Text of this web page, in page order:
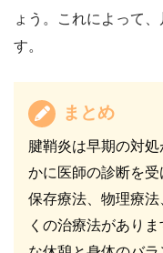
ょう。これによって
す。
まとめ
腱鞘炎は早期の対
かに医師の診断を受
保存療法、物理療
くの治療法があり